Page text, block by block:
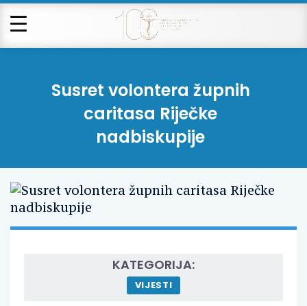
Susret volontera župnih
caritasa Riječke
nadbiskupije
KATEGORIJA:
VIJESTI